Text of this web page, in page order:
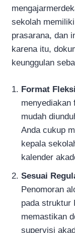
sekolah
prasarana, dan
karena itu,
keunggulan
Format
menyediakan
mudah
Anda cukup
kepala
kalender
Sesuai
Penomoran
pada struktur
memastikan
supervisi